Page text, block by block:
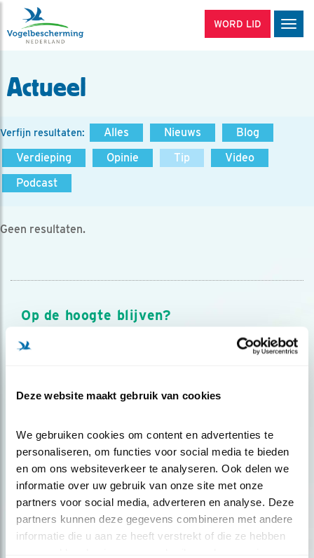
Deze website maakt gebruik van cookies
We gebruiken cookies om content en advertenties te
personaliseren, om functies voor social media te bieden
en om ons websiteverkeer te analyseren. Ook delen we
informatie over uw gebruik van onze site met onze
partners voor social media, adverteren en analyse. Deze
partners kunnen deze gegevens combineren met andere
informatie die u aan ze heeft verstrekt of die ze hebben
WORD LID
Actueel
Verfijn resultaten: Alles Nieuws
Blog
Verdieping
Opinie Tip
Video
Podcast
Geen resultaten.
Op de hoogte blijven?
Meld je aan en ontvang nieuws, inspiratie, acties en tips
over vogels en activiteiten van Vogelbescherming.